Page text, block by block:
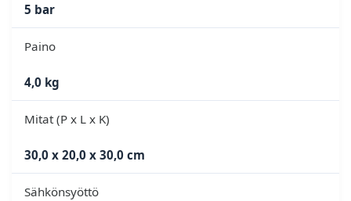
5 bar
Paino
4,0 kg
Mitat (P x L x K)
30,0 x 20,0 x 30,0 cm
Sähkönsyöttö